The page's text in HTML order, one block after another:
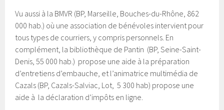
Vu aussi à la BMVR (BP, Marseille, Bouches-du-Rhône, 862
000 hab.) où une association de bénévoles intervient pour
tous types de courriers, y compris personnels. En
complément, la bibliothèque de Pantin (BP, Seine-Saint-
Denis, 55 000 hab.) propose une aide à la préparation
d’entretiens d’embauche, et l’animatrice multimédia de
Cazals (BP, Cazals-Salviac, Lot, 5 300 hab) propose une
aide à la déclaration d’impôts en ligne.